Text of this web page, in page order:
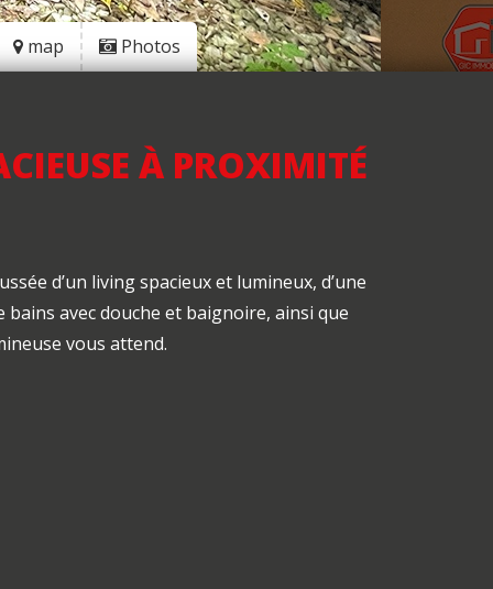
Photos
map
À PROXIMITÉ
d’un living spacieux et lumineux, d’une
bains avec douche et baignoire, ainsi que
vous attend.